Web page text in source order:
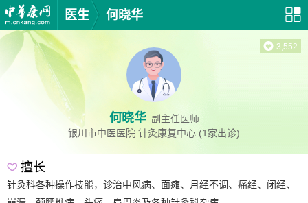
医生 何晓华
何晓华 副主任医师
银川市中医医院 针灸康复中心 (1家出诊)
3,552
擅长
针灸科各种操作技能，诊治中风病、面瘫、月经不调、痛经、闭经、